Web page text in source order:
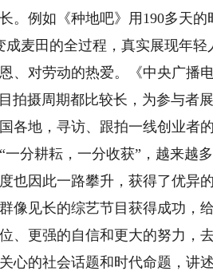
。例如《种地吧》用190多天的
麦田的全过程，真实展现年轻
、对劳动的热爱。《中央广播
拍摄周期都比较长，为参与者
各地，寻访、跟拍一线创业者
分耕耘，一分收获”，越来越
也因此一路攀升，获得了优异的
见长的综艺节目获得成功，
、更强的自信和更大的努力，
心的社会话题和时代命题，讲